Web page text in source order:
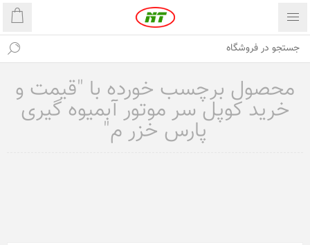
محصول برچسب خورده با "قیمت و
خرید کوپل سر موتور آبمیوه گیری
پارس خزر م"